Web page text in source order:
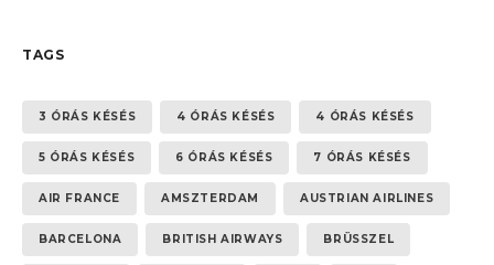
TAGS
3 ÓRÁS KÉSÉS 4 ÓRÁS KÉSÉS 4 ÓRÁS KÉSÉS
5 ÓRÁS KÉSÉS 6 ÓRÁS KÉSÉS 7 ÓRÁS KÉSÉS
AIR FRANCE AMSZTERDAM AUSTRIAN AIRLINES
BARCELONA BRITISH AIRWAYS BRÜSSZEL